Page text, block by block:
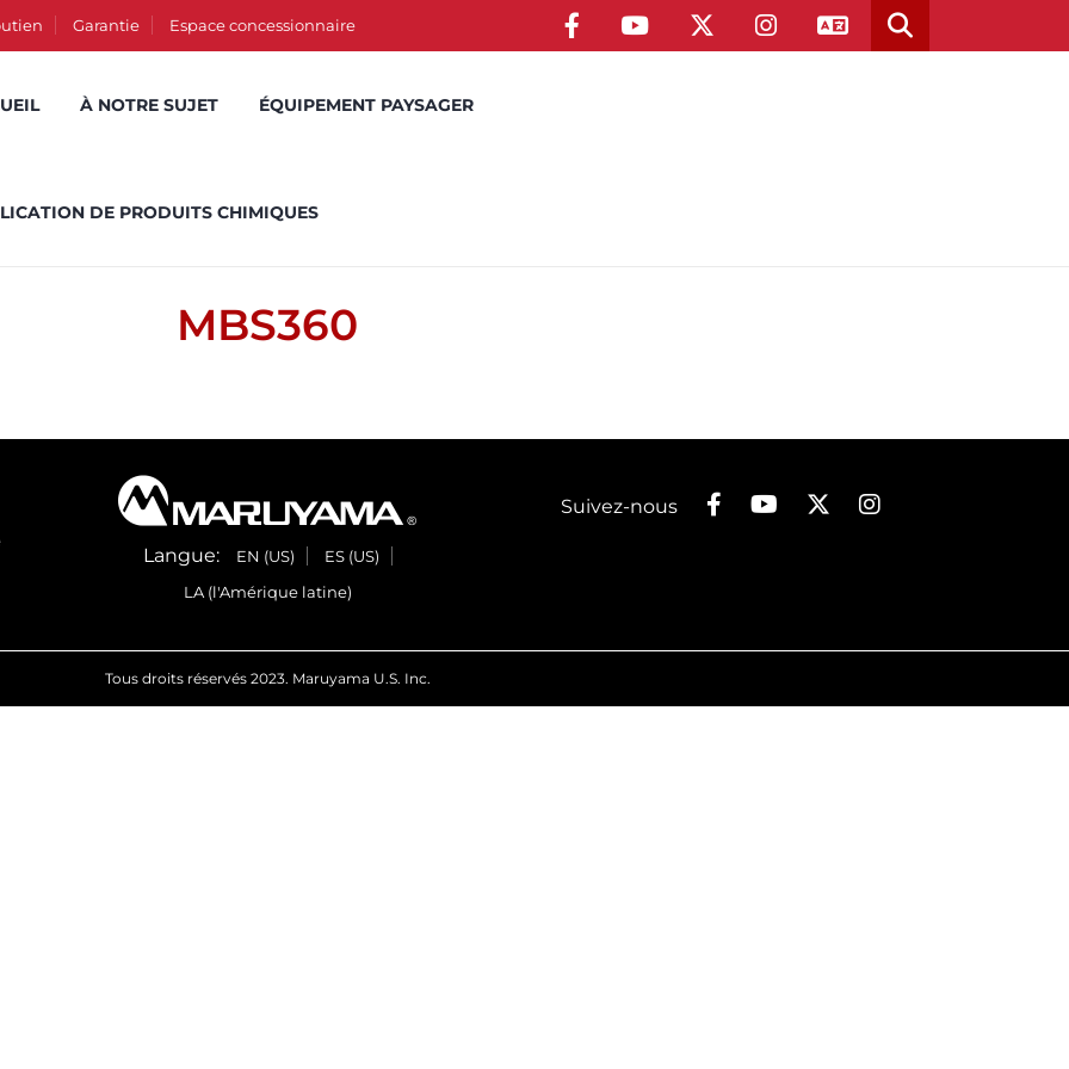
Garantie Espace concessionnaire
À NOTRE SUJET ÉQUIPEMENT PAYSAGER
DE PRODUITS CHIMIQUES
MBS360
Langue: EN (US)
ES (US)
LA (l'Amérique latine)
Suivez-nous
Tous droits réservés 2023. Maruyama U.S. Inc.